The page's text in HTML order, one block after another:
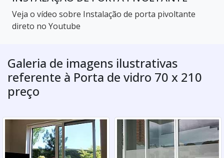
Veja o vídeo sobre Instalação de porta pivoltante
direto no Youtube
Galeria de imagens ilustrativas
referente à Porta de vidro 70 x 210
preço